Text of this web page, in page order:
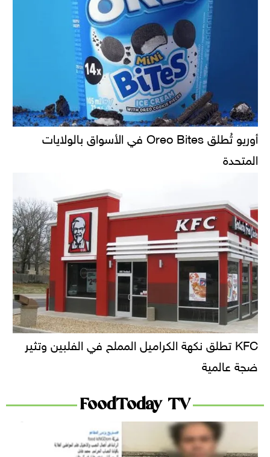
أوريو تُطلق Oreo Bites في الأسواق بالولايات
المتحدة
KFC تطلق نكهة الكراميل المملح في الفلبين وتثير
ضجة عالمية
FoodToday TV